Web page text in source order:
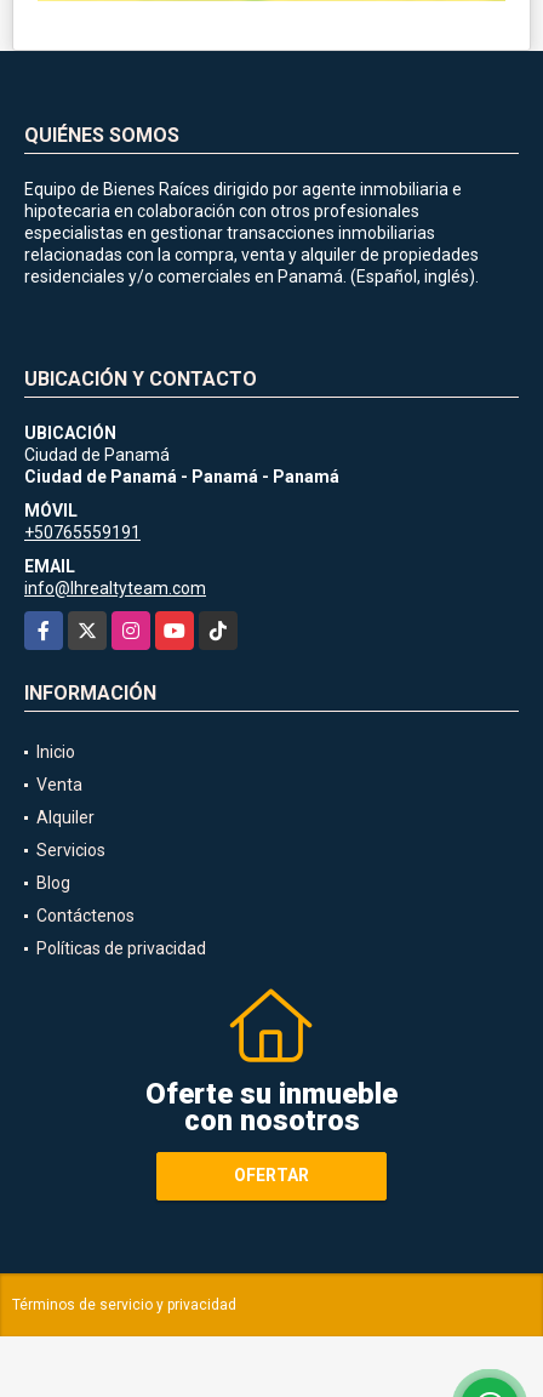
QUIÉNES SOMOS
Equipo de Bienes Raíces dirigido por agente inmobiliaria e
hipotecaria en colaboración con otros profesionales
especialistas en gestionar transacciones inmobiliarias
relacionadas con la compra, venta y alquiler de propiedades
residenciales y/o comerciales en Panamá. (Español, inglés).
UBICACIÓN Y CONTACTO
UBICACIÓN
Ciudad de Panamá
Ciudad de Panamá - Panamá - Panamá
MÓVIL
+50765559191
EMAIL
info@lhrealtyteam.com
Facebook
InstagramYouTubeTikTok
INFORMACIÓN
Inicio
Venta
Alquiler
Servicios
Blog
Contáctenos
Políticas de privacidad
Oferte su inmueble
con nosotros
OFERTAR
Términos de servicio y privacidad